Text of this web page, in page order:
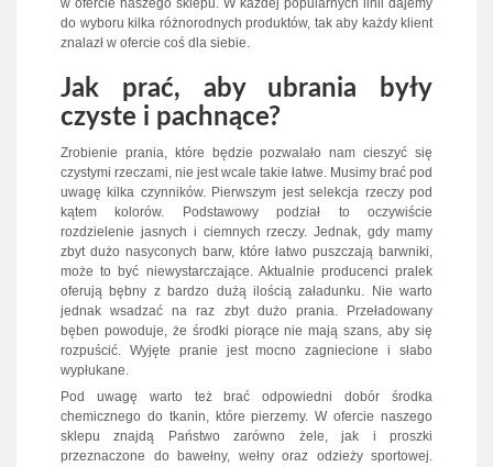
w ofercie naszego sklepu. W każdej popularnych linii dajemy
do wyboru kilka różnorodnych produktów, tak aby każdy klient
znalazł w ofercie coś dla siebie.
Jak prać, aby ubrania były
czyste i pachnące?
Zrobienie prania, które będzie pozwalało nam cieszyć się
czystymi rzeczami, nie jest wcale takie łatwe. Musimy brać pod
uwagę kilka czynników. Pierwszym jest selekcja rzeczy pod
kątem kolorów. Podstawowy podział to oczywiście
rozdzielenie jasnych i ciemnych rzeczy. Jednak, gdy mamy
zbyt dużo nasyconych barw, które łatwo puszczają barwniki,
może to być niewystarczające. Aktualnie producenci pralek
oferują bębny z bardzo dużą ilością załadunku. Nie warto
jednak wsadzać na raz zbyt dużo prania. Przeładowany
bęben powoduje, że środki piorące nie mają szans, aby się
rozpuścić. Wyjęte pranie jest mocno zagniecione i słabo
wypłukane.
Pod uwagę warto też brać odpowiedni dobór środka
chemicznego do tkanin, które pierzemy. W ofercie naszego
sklepu znajdą Państwo zarówno żele, jak i proszki
przeznaczone do bawełny, wełny oraz odzieży sportowej.